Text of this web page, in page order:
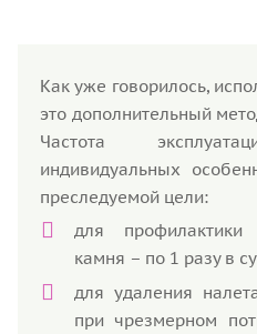
Как уже говорилось,
это дополнительный
Частота
индивидуальных
преследуемой цели:
для профилактики
камня – по 1 разу в
для удаления
при чрезмерном